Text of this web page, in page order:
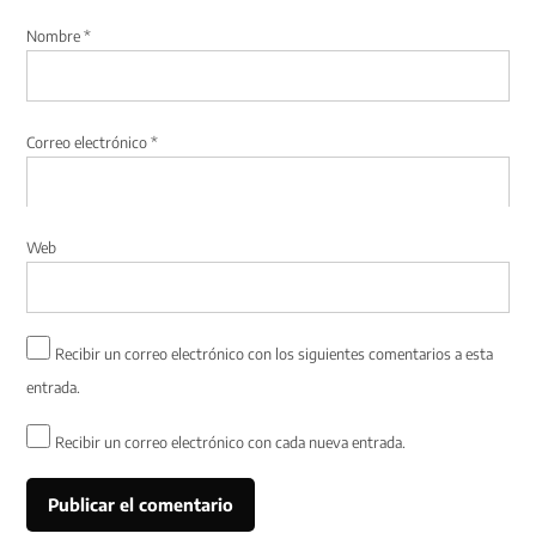
Nombre*
Correo electrónico*
Web
Recibir un correo electrónico con los siguientes comentarios a esta
entrada.
Recibir un correo electrónico con cada nueva entrada.